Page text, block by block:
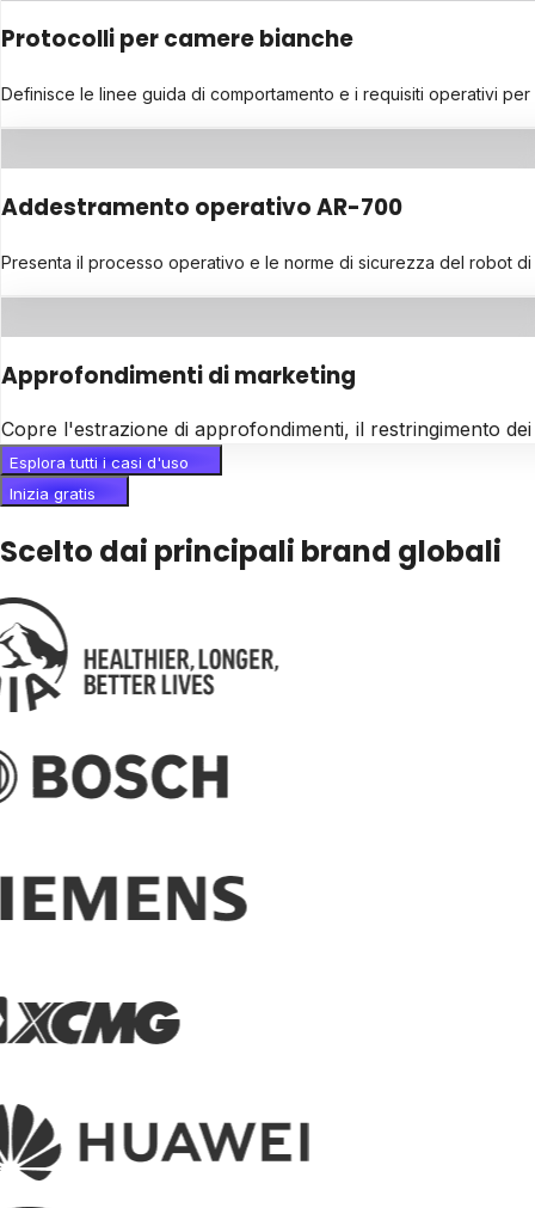
Protocolli per camere bianche
Definisce le linee guida di comportamento e i requisiti operativi
Addestramento operativo AR-700
Presenta il processo operativo e le norme di sicurezza del robot
Approfondimenti di marketing
Copre l'estrazione di approfondimenti, il restringimento
Esplora tutti i casi d'uso
Inizia gratis
Scelto dai principali brand globali